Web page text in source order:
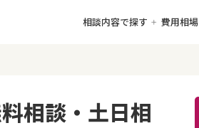
相談内容で探す 費用相場
相談・土日相